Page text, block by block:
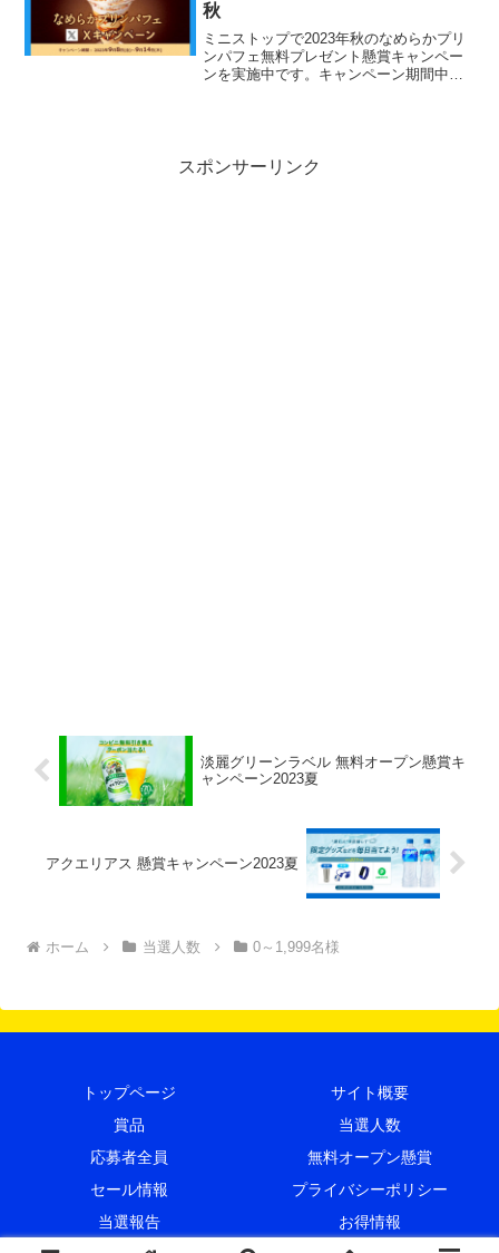
秋
ミニストップで2023年秋のなめらかプリ
ンパフェ無料プレゼント懸賞キャンペー
ンを実施中です。キャンペーン期間中に
スポンサーリンク
淡麗グリーンラベル 無料オープン懸賞キ
ャンペーン2023夏
アクエリアス 懸賞キャンペーン2023夏
ホーム 当選人数 0～1,999名様
トップページ
サイト概要
賞品
当選人数
応募者全員
無料オープン懸賞
セール情報
プライバシーポリシー
当選報告
お得情報